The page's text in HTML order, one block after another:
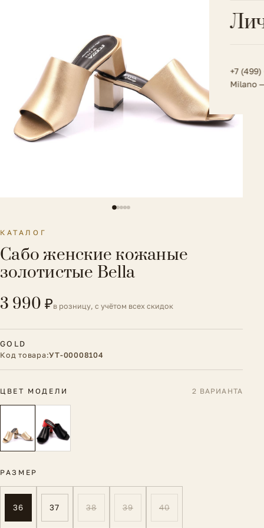
Весь
+7
Milano
КАТАЛОГ
Сабо женские кожаные
золотистые Bella
3 990 ₽в розницу, с учётом всех скидок
GOLD
Код товара:УТ-00008104
ЦВЕТ МОДЕЛИ 2 ВАРИАНТА
РАЗМЕР
36 37 38 39 40